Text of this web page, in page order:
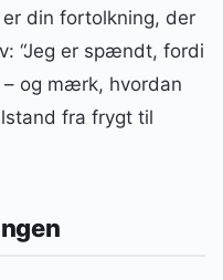
er din fortolkning, der
“Jeg er spændt, fordi
og mærk, hvordan
fra frygt til